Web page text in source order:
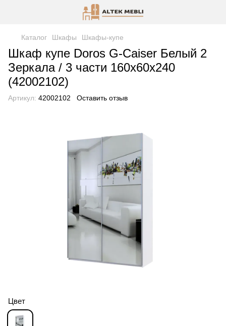
Каталог Шкафы Шкафы-купе
Шкаф купе Doros G-Caiser Белый 2
Зеркала / 3 части 160х60х240
(42002102)
Артикул: 42002102 Оставить отзыв
Цвет